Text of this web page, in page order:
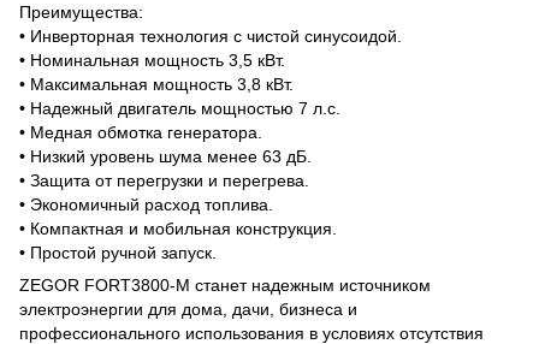
Преимущества:
• Инверторная технология с чистой синусоидой.
• Номинальная мощность 3,5 кВт.
• Максимальная мощность 3,8 кВт.
• Надежный двигатель мощностью 7 л.с.
• Медная обмотка генератора.
• Низкий уровень шума менее 63 дБ.
• Защита от перегрузки и перегрева.
• Экономичный расход топлива.
• Компактная и мобильная конструкция.
• Простой ручной запуск.
ZEGOR FORT3800-M станет надежным источником
электроэнергии для дома, дачи, бизнеса и
профессионального использования в условиях отсутствия